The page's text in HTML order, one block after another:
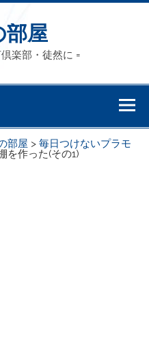
部屋
楽部・徒然に =
部屋 >毎日つけないプラモ
を作った(その1)